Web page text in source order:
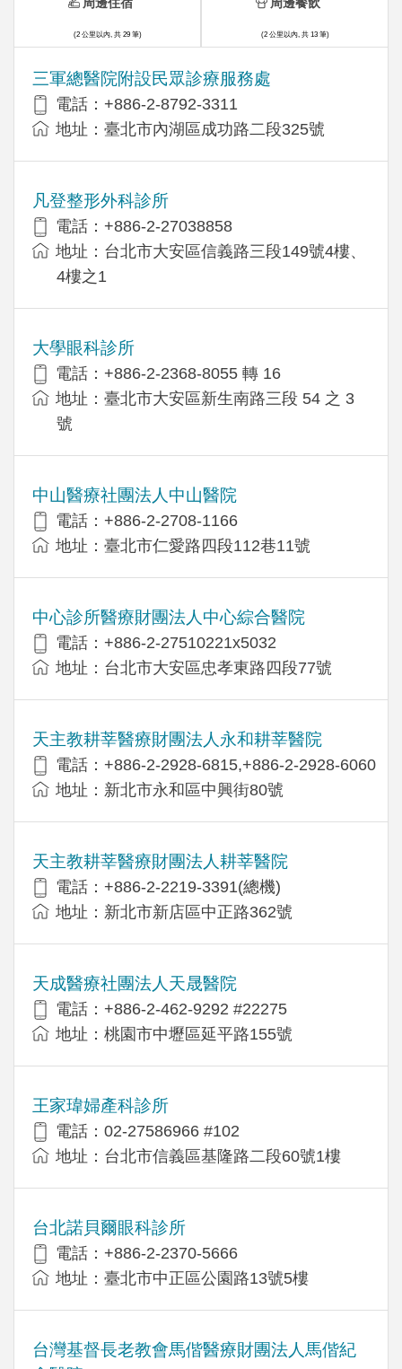
三軍總醫院附設民眾診療服務處
電話：+886-2-8792-3311
地址：臺北市內湖區成功路二段325號
凡登整形外科診所
電話：+886-2-27038858
地址：台北市大安區信義路三段149號4樓、
4樓之1
大學眼科診所
電話：+886-2-2368-8055 轉 16
地址：臺北市大安區新生南路三段 54 之 3
號
中山醫療社團法人中山醫院
電話：+886-2-2708-1166
地址：臺北市仁愛路四段112巷11號
中心診所醫療財團法人中心綜合醫院
電話：+886-2-27510221x5032
地址：台北市大安區忠孝東路四段77號
天主教耕莘醫療財團法人永和耕莘醫院
電話：+886-2-2928-6815,+886-2-2928-6060
地址：新北市永和區中興街80號
天主教耕莘醫療財團法人耕莘醫院
電話：+886-2-2219-3391(總機)
地址：新北市新店區中正路362號
天成醫療社團法人天晟醫院
電話：+886-2-462-9292 #22275
地址：桃園市中壢區延平路155號
王家瑋婦產科診所
電話：02-27586966 #102
地址：台北市信義區基隆路二段60號1樓
台北諾貝爾眼科診所
電話：+886-2-2370-5666
地址：臺北市中正區公園路13號5樓
台灣基督長老教會馬偕醫療財團法人馬偕紀
(2 公里以內, 共 29 筆) (2 公里以內, 共 13 筆)